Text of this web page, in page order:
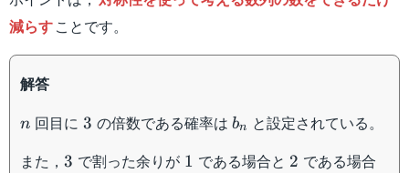
減らすことです。
解答
n
n 回目に 3
3 の倍数である確率はb_n
bn
と設定されている。
また，3
3 で割った余りが 1
1 である場合と 2
2 である場合